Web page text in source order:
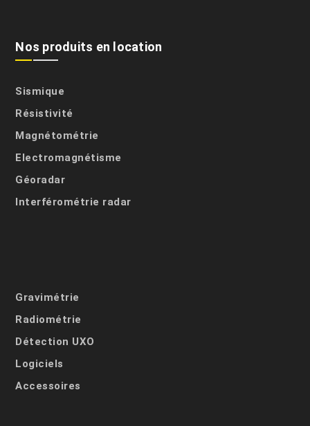
Nos produits en location
Sismique
Résistivité
Magnétométrie
Electromagnétisme
Géoradar
Interférométrie radar
Gravimétrie
Radiométrie
Détection UXO
Logiciels
Accessoires